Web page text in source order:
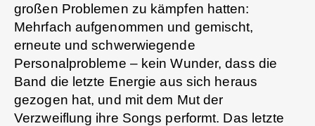
großen Problemen zu kämpfen hatten:
Mehrfach aufgenommen und gemischt,
erneute und schwerwiegende
Personalprobleme – kein Wunder, dass die
Band die letzte Energie aus sich heraus
gezogen hat, und mit dem Mut der
Verzweiflung ihre Songs performt. Das letzte